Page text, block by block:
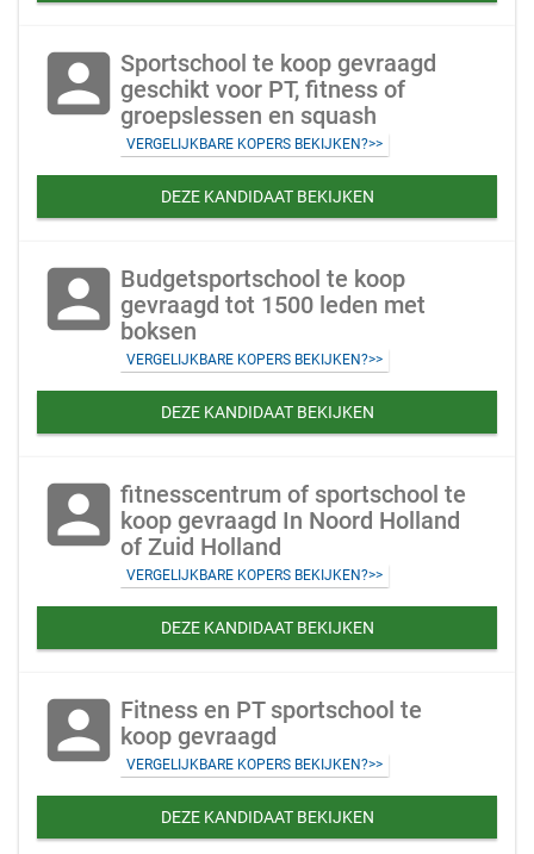
account_box Sportschool te koop gevraagd
geschikt voor PT, fitness of
groepslessen en squash
VERGELIJKBARE KOPERS BEKIJKEN?>>
DEZE KANDIDAAT BEKIJKEN
account_box Budgetsportschool te koop
gevraagd tot 1500 leden met
boksen
VERGELIJKBARE KOPERS BEKIJKEN?>>
DEZE KANDIDAAT BEKIJKEN
account_box fitnesscentrum of sportschool te
koop gevraagd In Noord Holland
of Zuid Holland
VERGELIJKBARE KOPERS BEKIJKEN?>>
DEZE KANDIDAAT BEKIJKEN
account_box Fitness en PT sportschool te
koop gevraagd
VERGELIJKBARE KOPERS BEKIJKEN?>>
DEZE KANDIDAAT BEKIJKEN